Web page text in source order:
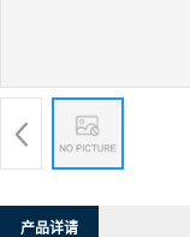
产品详请